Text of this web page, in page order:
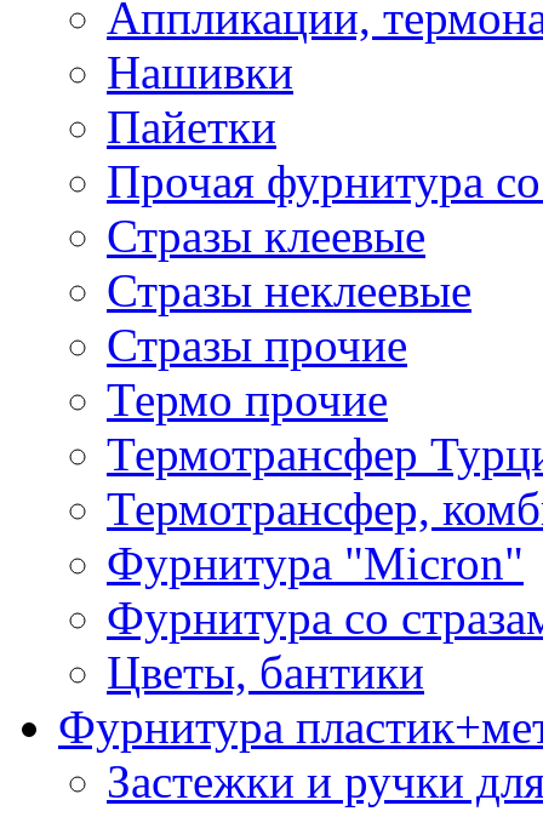
Аппликации,
Нашивки
Пайетки
Прочая фурнитура
Стразы клеевые
Стразы неклеевые
Стразы прочие
Термо прочие
Термотрансфер
Термотрансфер,
Фурнитура "Micron"
Фурнитура со
Цветы, бантики
Фурнитура
Застежки и ручки